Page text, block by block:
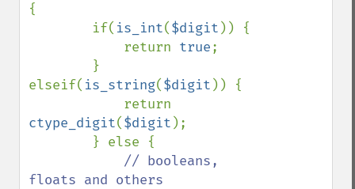
{
        if(
is_int($digit )) {
            return
true;
elseif( is_string($digit )) {
ctype_digit($digit );
// booleans,
floats and others